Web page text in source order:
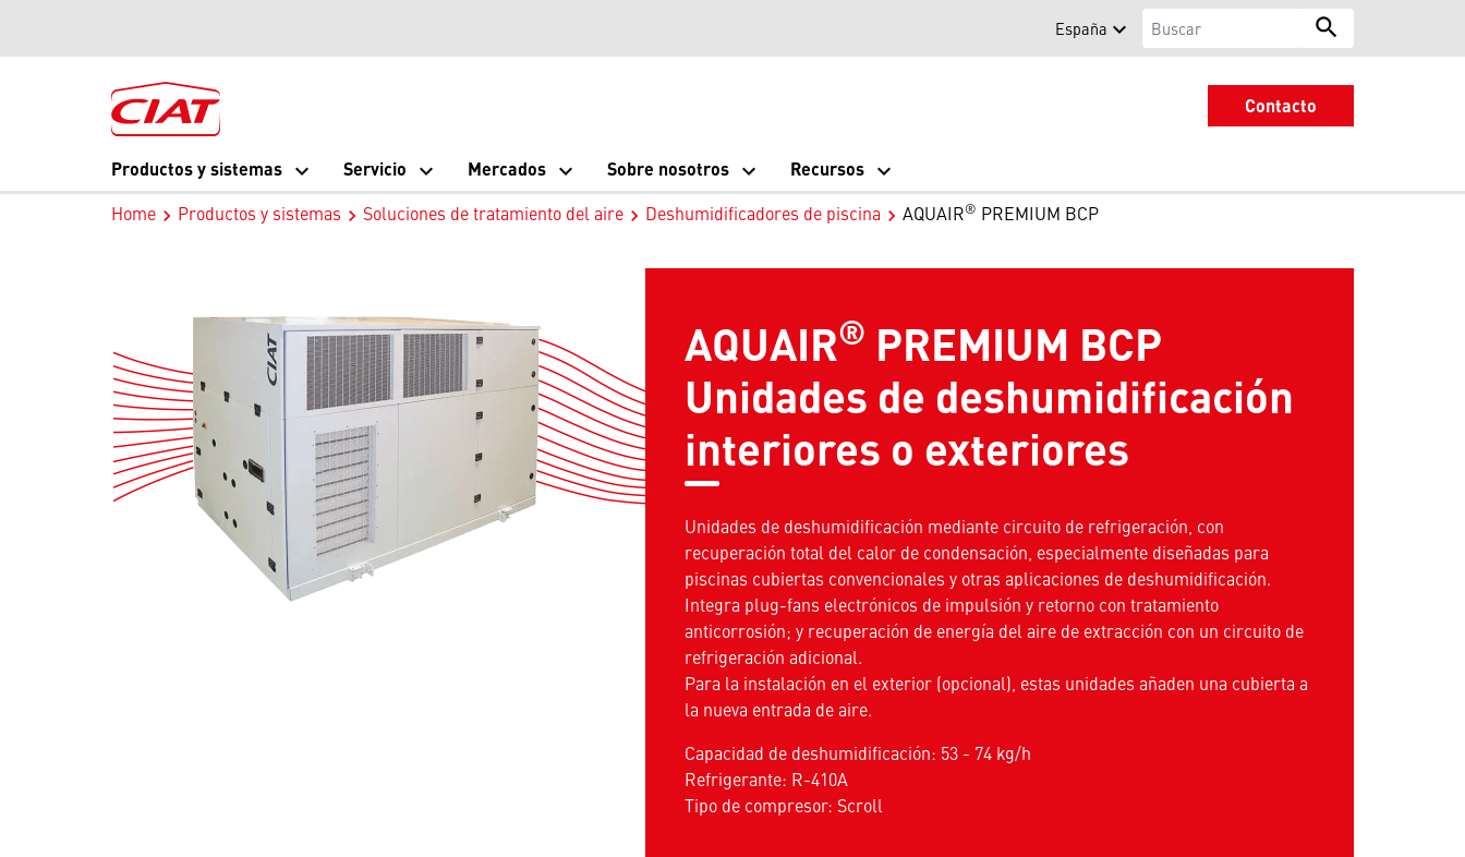
España Buscar search
Contacto
Productos y sistemas Servicio Mercados Sobre nosotros Recursos
Home Productos y sistemas Soluciones de tratamiento del aire Deshumidificadores de piscina AQUAIR® PREMIUM BCP
Unidades de deshumidificación
interiores o exteriores
AQUAIR® PREMIUM BCP
Unidades de deshumidificación mediante circuito de refrigeración, con
recuperación total del calor de condensación, especialmente diseñadas para
piscinas cubiertas convencionales y otras aplicaciones de deshumidificación.
Integra plug-fans electrónicos de impulsión y retorno con tratamiento
anticorrosión; y recuperación de energía del aire de extracción con un circuito de
refrigeración adicional.
Para la instalación en el exterior (opcional), estas unidades añaden una cubierta a
la nueva entrada de aire.
Capacidad de deshumidificación: 53 - 74 kg/h
Refrigerante: R-410A
Tipo de compresor: Scroll